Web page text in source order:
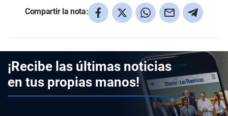
Compartir la nota:
¡Recibe las últimas noticias
en tus propias manos!